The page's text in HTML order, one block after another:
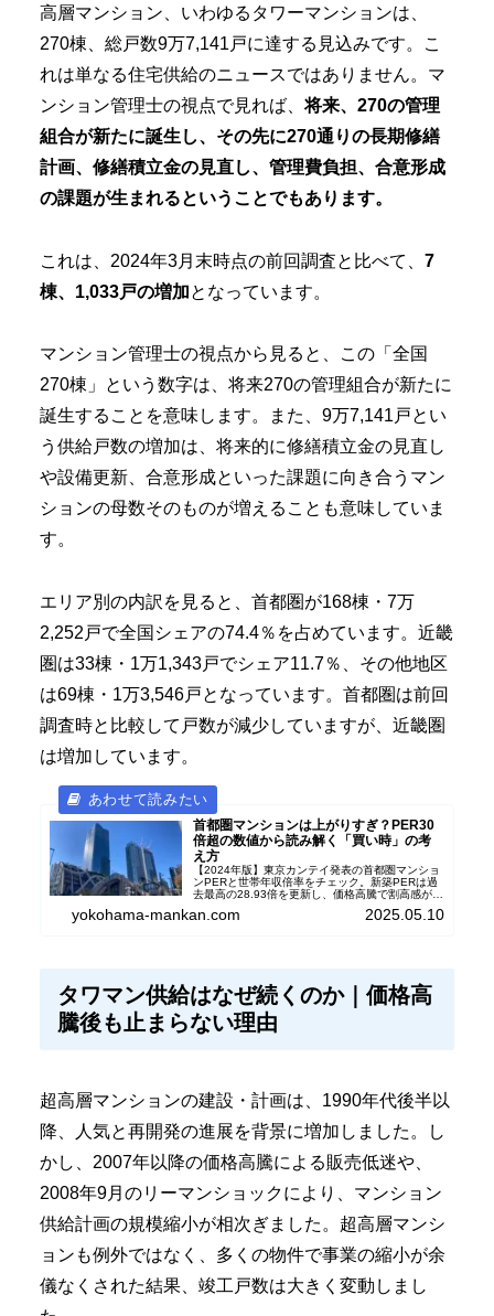
高層マンション、いわゆるタワーマンションは、
270棟、総戸数9万7,141戸に達する見込みです。こ
れは単なる住宅供給のニュースではありません。マ
ンション管理士の視点で見れば、将来、270の管理
組合が新たに誕生し、その先に270通りの長期修繕
計画、修繕積立金の見直し、管理費負担、合意形成
の課題が生まれるということでもあります。
これは、2024年3月末時点の前回調査と比べて、 7
棟、1,033戸の増加となっています。
マンション管理士の視点から見ると、この「全国
270棟」という数字は、将来270の管理組合が新たに
誕生することを意味します。また、9万7,141戸とい
う供給戸数の増加は、将来的に修繕積立金の見直し
や設備更新、合意形成といった課題に向き合うマン
ションの母数そのものが増えることも意味していま
す。
エリア別の内訳を見ると、首都圏が168棟・7万
2,252戸で全国シェアの74.4％を占めています。近畿
圏は33棟・1万1,343戸でシェア11.7％、その他地区
は69棟・1万3,546戸となっています。首都圏は前回
調査時と比較して戸数が減少していますが、近畿圏
は増加しています。
首都圏マンションは上がりすぎ？PER30
倍超の数値から読み解く「買い時」の考
え方
【2024年版】東京カンテイ発表の首都圏マンショ
ンPERと世帯年収倍率をチェック。新築PERは過
去最高の28.93倍を更新し、価格高騰で割高感が強
いエリア、駅別ランキングなどを掲載。
yokohama-mankan.com 2025.05.10
タワマン供給はなぜ続くのか｜価格高
騰後も止まらない理由
超高層マンションの建設・計画は、1990年代後半以
降、人気と再開発の進展を背景に増加しました。し
かし、2007年以降の価格高騰による販売低迷や、
2008年9月のリーマンショックにより、マンション
供給計画の規模縮小が相次ぎました。超高層マンシ
ョンも例外ではなく、多くの物件で事業の縮小が余
儀なくされた結果、竣工戸数は大きく変動しまし